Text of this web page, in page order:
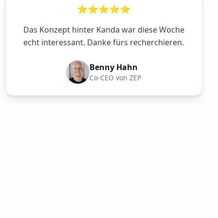
⭐⭐⭐⭐⭐
Das Konzept hinter Kanda war diese Woche
echt interessant. Danke fürs recherchieren.
Benny Hahn
Co-CEO von ZEP